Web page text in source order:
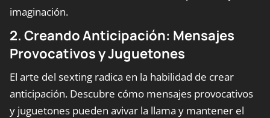
imaginación.
2. Creando Anticipación: Mensajes
Provocativos y Juguetones
El arte del sexting radica en la habilidad de crear
anticipación. Descubre cómo mensajes provocativos
y juguetones pueden avivar la llama y mantener el